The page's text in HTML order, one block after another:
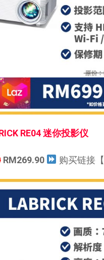
RE04 迷你投影仪
RM269.90 购买链接【